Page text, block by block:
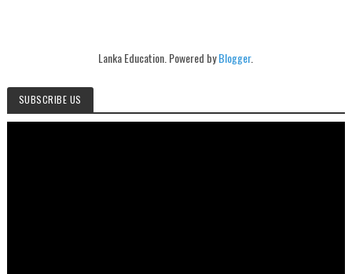
Lanka Education. Powered byBlogger.
SUBSCRIBE US